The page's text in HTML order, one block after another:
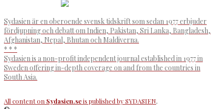
Sydasien är en oberoende svensk tidskrift som sedan 1977 erbjuder
fördjupning och debatt om Indien, Pakistan, Sri Lanka, Bangladesh,
Afghanistan, Nepal, Bhutan och Maldiverna.
* * *
Sydasien is a non-profit independent journal established in 1977 in
Sweden offering in-depth coverage on and from the countries in
South Asia.
All content on Sydasien.seis published bySYDASIEN.